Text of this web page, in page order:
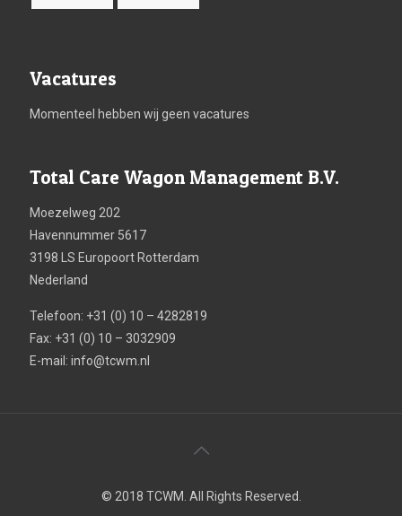
Vacatures
Momenteel hebben wij geen vacatures
Total Care Wagon Management B.V.
Moezelweg 202
Havennummer 5617
3198 LS Europoort Rotterdam
Nederland
Telefoon: +31 (0) 10 – 4282819
Fax: +31 (0) 10 – 3032909
E-mail: info@tcwm.nl
© 2018 TCWM. All Rights Reserved.